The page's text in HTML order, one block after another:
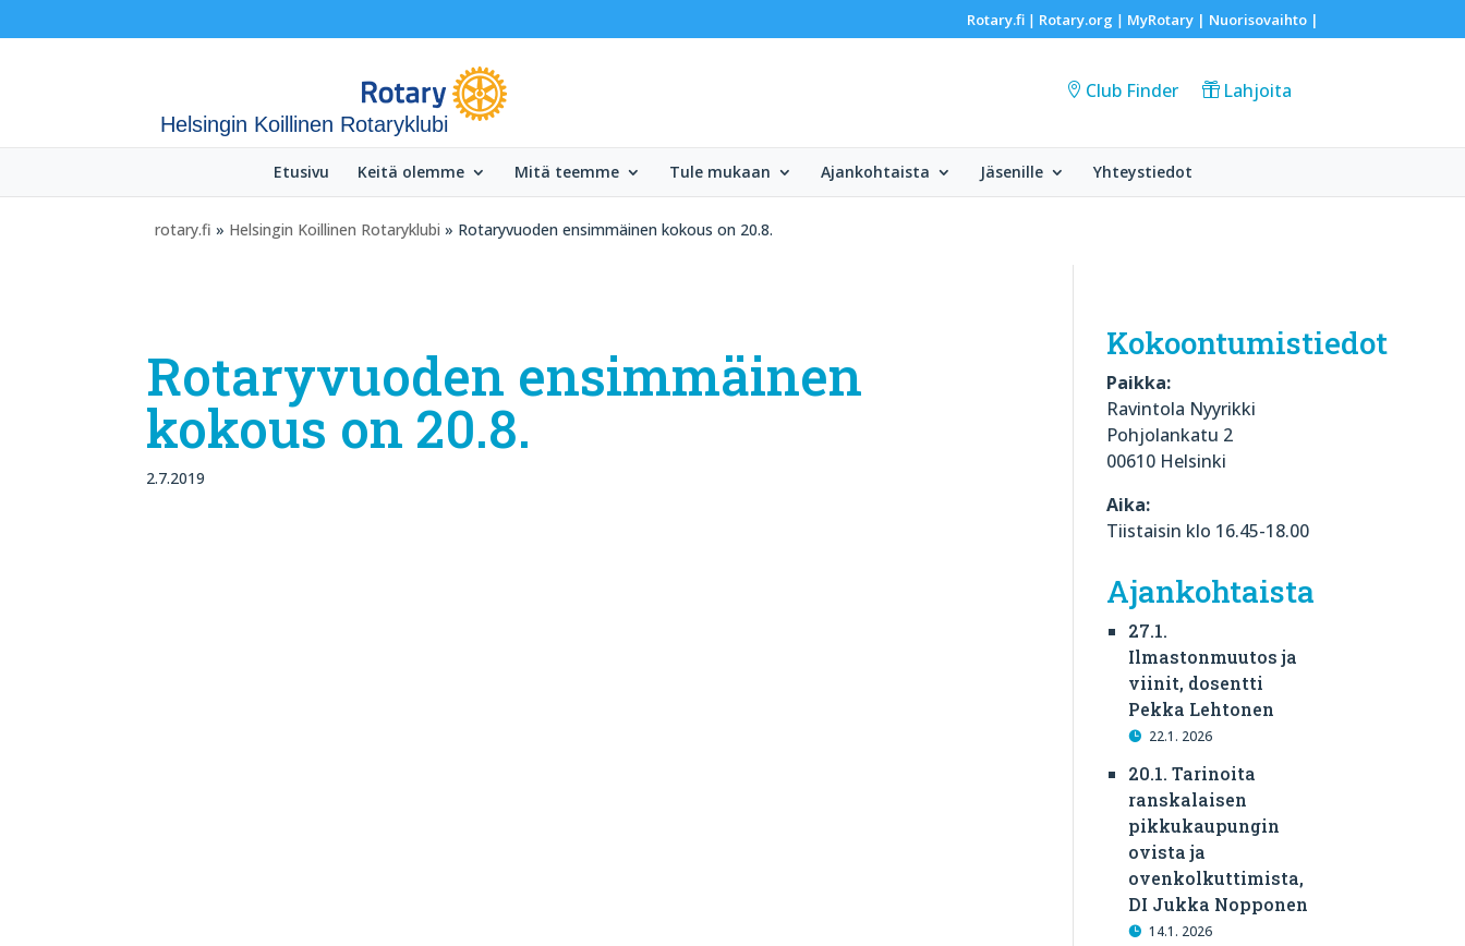
Rotary.fi| Rotary.org | MyRotary | Nuorisovaihto|
Helsingin Koillinen Rotaryklubi
Club Finder Lahjoita
Etusivu Keitä olemme Mitä teemme Tule mukaan Ajankohtaista Jäsenille Yhteystiedot
rotary.fi » Helsingin Koillinen Rotaryklubi » Rotaryvuoden ensimmäinen kokous on 20.8.
Rotaryvuoden ensimmäinen
kokous on 20.8.
2.7.2019
Kokoontumistiedot
Paikka:
Ravintola Nyyrikki
Pohjolankatu 2
00610 Helsinki
Aika:
Tiistaisin klo 16.45-18.00
Ajankohtaista
27.1.
Ilmastonmuutos ja
viinit, dosentti
Pekka Lehtonen
22.1. 2026
20.1. Tarinoita
ranskalaisen
pikkukaupungin
ovista ja
ovenkolkuttimista,
DI Jukka Nopponen
14.1. 2026